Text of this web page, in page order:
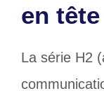
en tête
La série H2